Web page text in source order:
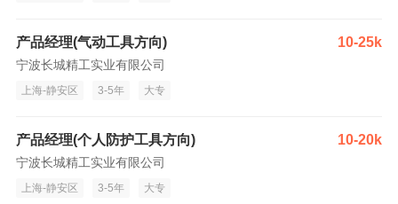
产品经理(气动工具方向) 10-25k
宁波长城精工实业有限公司
上海-静安区 3-5年 大专
产品经理(个人防护工具方向) 10-20k
宁波长城精工实业有限公司
上海-静安区 3-5年 大专